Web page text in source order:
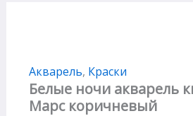
Акварель, Краски
Белые ночи акварель
Марс коричневый